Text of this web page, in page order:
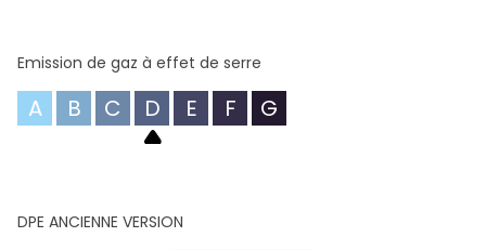
Emission de gaz à effet de serre
A B C D E F G
DPE ANCIENNE VERSION